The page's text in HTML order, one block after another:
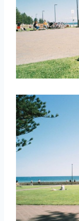
取消